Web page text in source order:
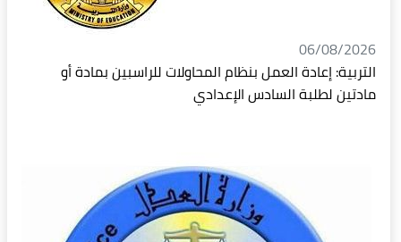
06/08/2026
التربية: إعادة العمل بنظام المحاولات للراسبين بمادة أو
مادتين لطلبة السادس الإعدادي